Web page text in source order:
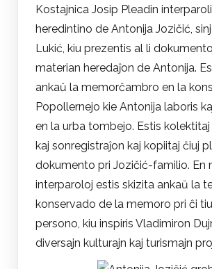
Kostajnica Josip Pleadin
heredintino de Antonija Jozičić,
Lukić, kiu prezentis al li
materian heredaĵon de Antonija.
ankaŭ la memorĉambro en la
Popollernejo kie Antonija laboris
en la urba tombejo. Estis
kaj sonregistraĵon kaj kopiitaj ĉiuj
dokumento pri Jozičić-familio. En
interparoloj estis skizita ankaŭ la
konservado de la memoro pri ĉi
persono, kiu inspiris Vladimiron
diversajn kulturajn kaj turismajn